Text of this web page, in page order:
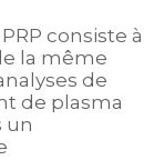
consiste à
la même
de
de plasma
un